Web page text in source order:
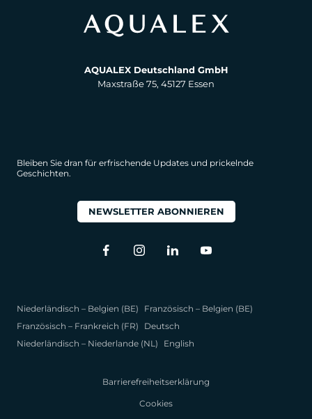
AQUALEX Deutschland GmbH
Maxstraße 75, 45127 Essen
Bleiben Sie dran für erfrischende Updates und prickelnde
Geschichten.
NEWSLETTER ABONNIEREN
Niederländisch – Belgien (BE)
Französisch – Belgien (BE)
Französisch – Frankreich (FR)
Deutsch
Niederländisch – Niederlande (NL)
English
Barrierefreiheitserklärung
Cookies